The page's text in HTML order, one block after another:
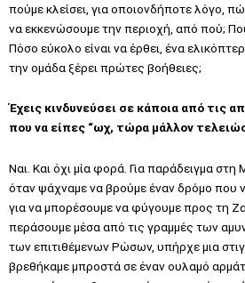
πούμε κλείσει, για οποιονδήποτε λόγο,
να εκκενώσουμε την περιοχή, από πού;
Πόσο εύκολο είναι να έρθει, ένα
την ομάδα ξέρει πρώτες βοήθειες;
Έχεις κινδυνεύσει σε κάποια από τις
που να είπες “ωχ, τώρα μάλλον
Ναι. Και όχι μία φορά. Για παράδειγμα
όταν ψάχναμε να βρούμε έναν δρόμο που
για να μπορέσουμε να φύγουμε προς τη
περάσουμε μέσα από τις γραμμές των
των επιτιθέμενων Ρώσων, υπήρχε μια
βρεθήκαμε μπροστά σε έναν ουλαμό